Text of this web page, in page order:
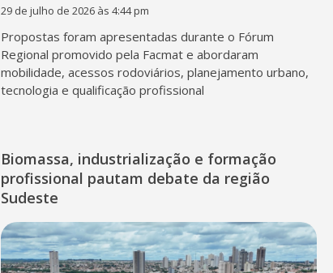
29 de julho de 2026 às 4:44 pm
Propostas foram apresentadas durante o Fórum
Regional promovido pela Facmat e abordaram
mobilidade, acessos rodoviários, planejamento urbano,
tecnologia e qualificação profissional
Biomassa, industrialização e formação
profissional pautam debate da região
Sudeste